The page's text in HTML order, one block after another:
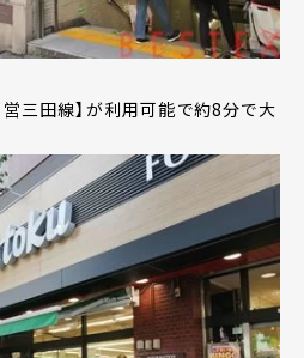
営三田線】が利用可能で約8分で大